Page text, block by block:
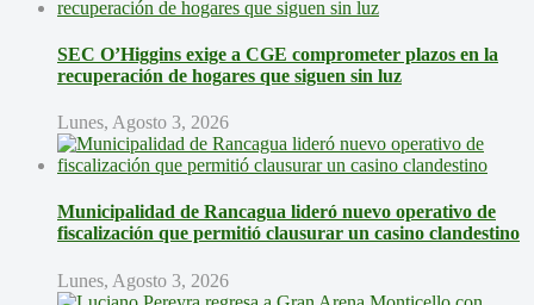
SEC O’Higgins exige a CGE comprometer plazos en la
recuperación de hogares que siguen sin luz
Lunes, Agosto 3, 2026
Municipalidad de Rancagua lideró nuevo operativo de
fiscalización que permitió clausurar un casino clandestino
Lunes, Agosto 3, 2026